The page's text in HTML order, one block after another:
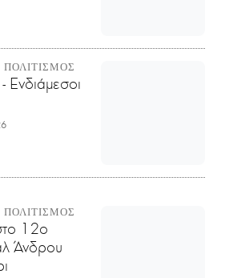
Ενδιάμεσοι
12ο
Άνδρου